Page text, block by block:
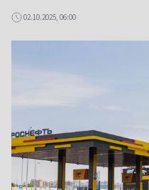
02.10.2025, 06:00